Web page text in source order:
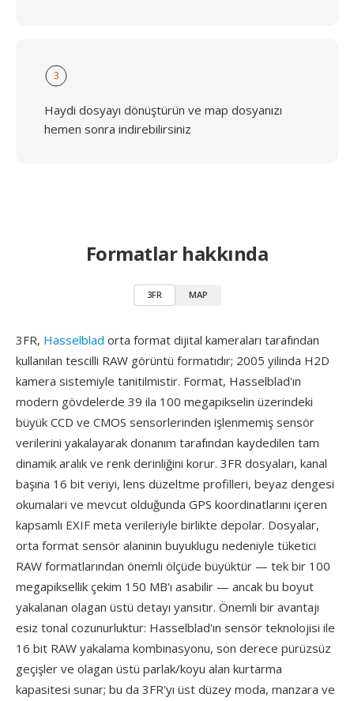
3
Haydi dosyayı dönüştürün ve map dosyanızı
hemen sonra indirebilirsiniz
Formatlar hakkında
3FR MAP
3FR, Hasselblad orta format dijital kameraları tarafından
kullanılan tescilli RAW görüntü formatıdır; 2005 yilinda H2D
kamera sistemiyle tanitilmistir. Format, Hasselblad'ın
modern gövdelerde 39 ila 100 megapikselin üzerindeki
büyük CCD ve CMOS sensorlerinden işlenmemiş sensör
verilerini yakalayarak donanım tarafından kaydedilen tam
dinamik aralık ve renk derinliğini korur. 3FR dosyaları, kanal
başına 16 bit veriyi, lens düzeltme profilleri, beyaz dengesi
okumalari ve mevcut olduğunda GPS koordinatlarını içeren
kapsamlı EXIF meta verileriyle birlikte depolar. Dosyalar,
orta format sensör alaninin buyuklugu nedeniyle tüketici
RAW formatlarından önemli ölçüde büyüktür — tek bir 100
megapiksellik çekim 150 MB'ı asabilir — ancak bu boyut
yakalanan olagan üstü detayı yansıtır. Önemli bir avantajı
esiz tonal cozunurluktur: Hasselblad'ın sensör teknolojisi ile
16 bit RAW yakalama kombinasyonu, son derece pürüzsüz
geçişler ve olagan üstü parlak/koyu alan kurtarma
kapasitesi sunar; bu da 3FR'yı üst düzey moda, manzara ve